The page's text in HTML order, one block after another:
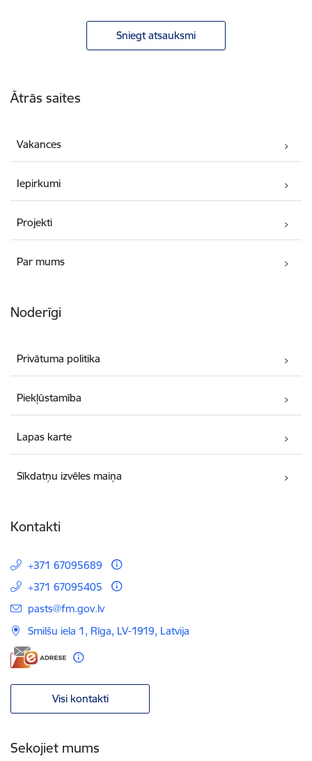
Sniegt atsauksmi
Ātrās saites
Vakances
Iepirkumi
Projekti
Par mums
Noderīgi
Privātuma politika
Piekļūstamība
Lapas karte
Sīkdatņu izvēles maiņa
Kontakti
+371 67095689
+371 67095405
E-pasts:
pasts@fm.gov.lv
Smilšu iela 1, Rīga, LV-1919, Latvija
Visi kontakti
Sekojiet mums